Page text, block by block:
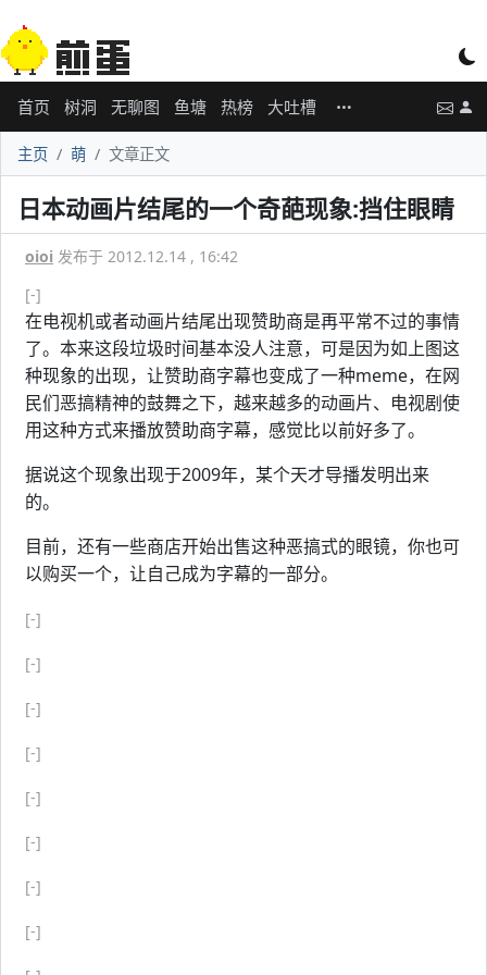
首页 树洞 无聊图 鱼塘 热榜 大吐槽
主页 萌 文章正文
日本动画片结尾的一个奇葩现象:挡住眼睛
oioi 发布于 2012.12.14 , 16:42
[-]
在电视机或者动画片结尾出现赞助商是再平常不过的事情
了。本来这段垃圾时间基本没人注意，可是因为如上图这
种现象的出现，让赞助商字幕也变成了一种meme，在网
民们恶搞精神的鼓舞之下，越来越多的动画片、电视剧使
用这种方式来播放赞助商字幕，感觉比以前好多了。
据说这个现象出现于2009年，某个天才导播发明出来
的。
目前，还有一些商店开始出售这种恶搞式的眼镜，你也可
以购买一个，让自己成为字幕的一部分。
[-]
[-]
[-]
[-]
[-]
[-]
[-]
[-]